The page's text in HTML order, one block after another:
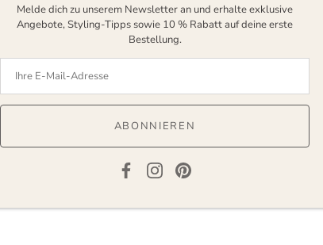
2 bewertungen
Melde dich zu unserem Newsletter an und erhalte exklusive
Angebote, Styling-Tipps sowie 10 % Rabatt auf deine erste
Bestellung.
ABONNIEREN